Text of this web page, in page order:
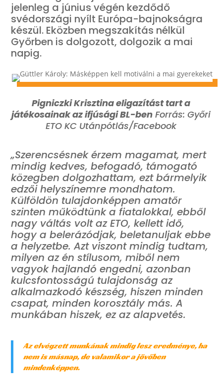
jelenleg a június végén kezdődő
svédországi nyílt Európa-bajnokságra
készül. Eközben megszakítás nélkül
Győrben is dolgozott, dolgozik a mai
napig.
Pigniczki Krisztina eligazítást tart a
játékosainak az ifjúsági BL-ben Forrás: Győri
ETO KC Utánpótlás/Facebook
„Szerencsésnek érzem magamat, mert
mindig kedves, befogadó, támogató
közegben dolgozhattam, ezt bármelyik
edzői helyszínemre mondhatom.
Külföldön tulajdonképpen amatőr
szinten működtünk a fiatalokkal, ebből
nagy váltás volt az ETO, kellett idő,
hogy a belerázódjak, beletanuljak ebbe
a helyzetbe. Azt viszont mindig tudtam,
milyen az én stílusom, miből nem
vagyok hajlandó engedni, azonban
kulcsfontosságú tulajdonság az
alkalmazkodó készség, hiszen minden
csapat, minden korosztály más. A
munkában hiszek, ez az alapvetés.
Az elvégzett munkának mindig lesz eredménye, ha
nem is másnap, de valamikor a jövőben
mindenképpen.